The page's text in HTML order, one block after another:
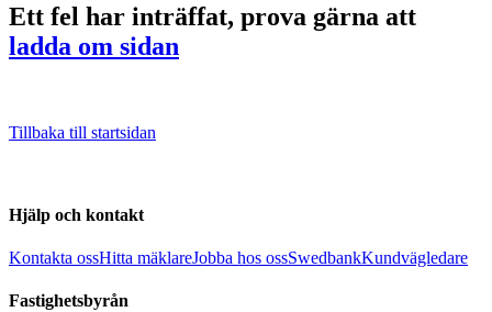
Ett fel har inträffat, prova gärna att
ladda om sidan
Tillbaka till startsidan
Hjälp och kontakt
Kontakta ossHitta mäklareJobba hos ossSwedbankKundvägledare
Fastighetsbyrån